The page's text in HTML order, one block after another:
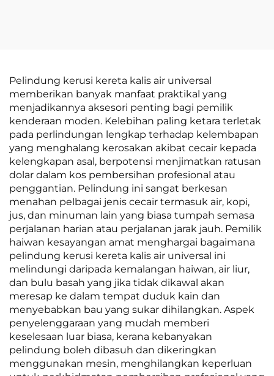
Penebatan Haba dan
Penapisan UV
Sempadan
Pelindung kerusi kereta kalis air universal
memberikan banyak manfaat praktikal yang
menjadikannya aksesori penting bagi pemilik
kenderaan moden. Kelebihan paling ketara terletak
pada perlindungan lengkap terhadap kelembapan
yang menghalang kerosakan akibat cecair kepada
kelengkapan asal, berpotensi menjimatkan ratusan
dolar dalam kos pembersihan profesional atau
penggantian. Pelindung ini sangat berkesan
menahan pelbagai jenis cecair termasuk air, kopi,
jus, dan minuman lain yang biasa tumpah semasa
perjalanan harian atau perjalanan jarak jauh. Pemilik
haiwan kesayangan amat menghargai bagaimana
pelindung kerusi kereta kalis air universal ini
melindungi daripada kemalangan haiwan, air liur,
dan bulu basah yang jika tidak dikawal akan
meresap ke dalam tempat duduk kain dan
menyebabkan bau yang sukar dihilangkan. Aspek
penyelenggaraan yang mudah memberi
keselesaan luar biasa, kerana kebanyakan
pelindung boleh dibasuh dan dikeringkan
menggunakan mesin, menghilangkan keperluan